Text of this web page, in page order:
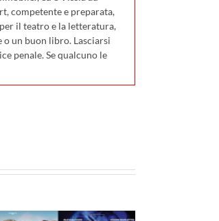
competente e preparata,
il teatro e la letteratura,
un buon libro. Lasciarsi
penale. Se qualcuno le